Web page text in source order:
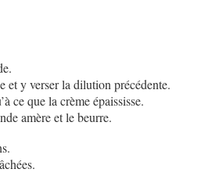
et y verser la dilution précédente.
ce que la crème épaississe.
amère et le beurre.